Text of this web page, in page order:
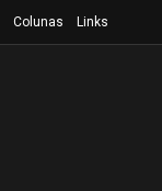
Colunas Links